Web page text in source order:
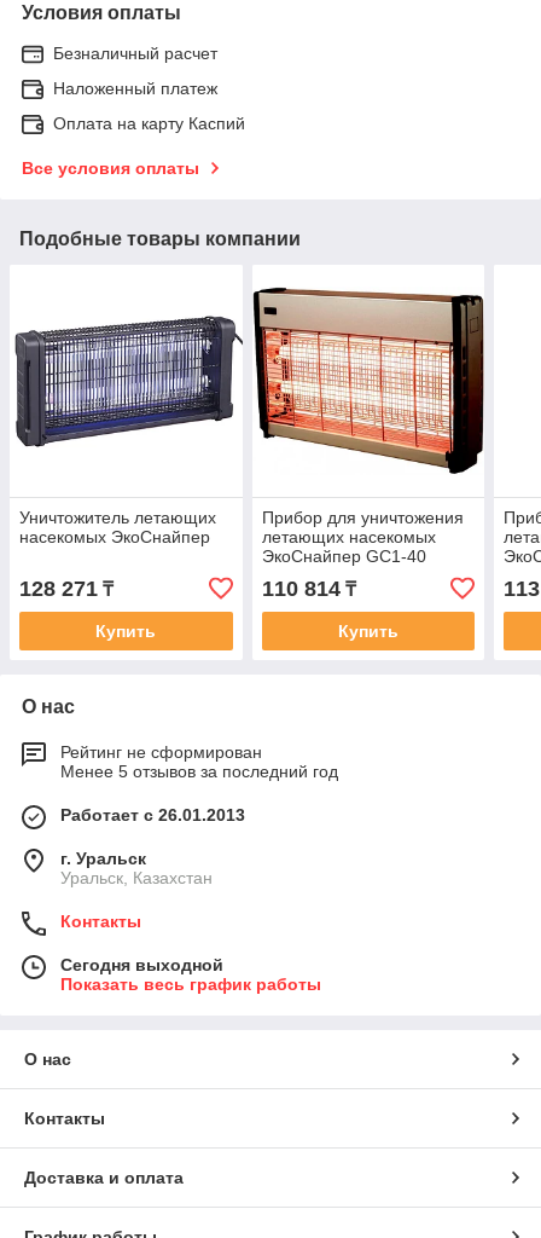
Условия оплаты
Безналичный расчет
Наложенный платеж
Оплата на карту Каспий
Все условия оплаты
Подобные товары компании
Уничтожитель летающих
насекомых ЭкоСнайпер
128 271 ₸
Купить
Прибор для уничтожения
летающих насекомых
ЭкоСнайпер GC1-40
110 814₸
Купить
О нас
Рейтинг не сформирован
Менее 5 отзывов за последний год
Работает с 26.01.2013
г. Уральск
Уральск, Казахстан
Контакты
Сегодня выходной
Показать весь график работы
О нас
Контакты
Доставка и оплата